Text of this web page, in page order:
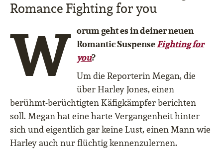
Romance Fighting for you
W orum geht es in deiner neuen
Romantic SuspenseFighting for
you?
Um die Reporterin Megan, die
über Harley Jones, einen
berühmt-berüchtigten Käfigkämpfer berichten
soll. Megan hat eine harte Vergangenheit hinter
sich und eigentlich gar keine Lust, einen Mann wie
Harley auch nur flüchtig kennenzulernen.